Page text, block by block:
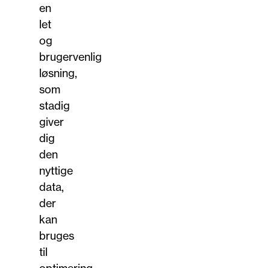
en
let
og
brugervenlig
løsning,
som
stadig
giver
dig
den
nyttige
data,
der
kan
bruges
til